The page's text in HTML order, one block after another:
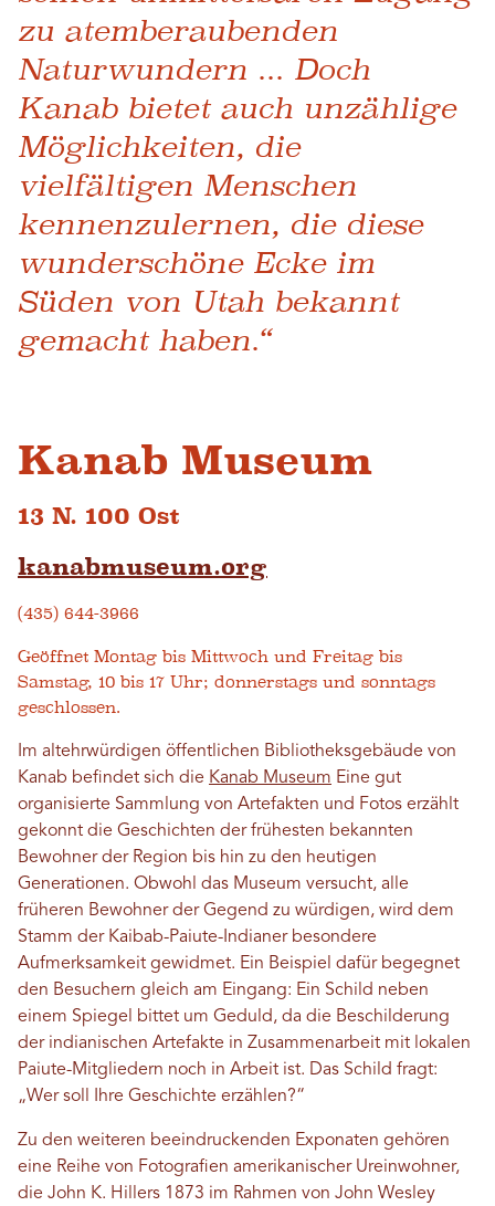
zu atemberaubenden
Naturwundern ... Doch
Kanab bietet auch unzählige
Möglichkeiten, die
vielfältigen Menschen
kennenzulernen, die diese
wunderschöne Ecke im
Süden von Utah bekannt
gemacht haben.“
Kanab Museum
13 N. 100 Ost
kanabmuseum.org
(435) 644-3966
Geöffnet Montag bis Mittwoch und Freitag bis
Samstag, 10 bis 17 Uhr; donnerstags und sonntags
geschlossen.
Im altehrwürdigen öffentlichen Bibliotheksgebäude von
Kanab befindet sich die Kanab Museum Eine gut
organisierte Sammlung von Artefakten und Fotos erzählt
gekonnt die Geschichten der frühesten bekannten
Bewohner der Region bis hin zu den heutigen
Generationen. Obwohl das Museum versucht, alle
früheren Bewohner der Gegend zu würdigen, wird dem
Stamm der Kaibab-Paiute-Indianer besondere
Aufmerksamkeit gewidmet. Ein Beispiel dafür begegnet
den Besuchern gleich am Eingang: Ein Schild neben
einem Spiegel bittet um Geduld, da die Beschilderung
der indianischen Artefakte in Zusammenarbeit mit lokalen
Paiute-Mitgliedern noch in Arbeit ist. Das Schild fragt:
„Wer soll Ihre Geschichte erzählen?“
Zu den weiteren beeindruckenden Exponaten gehören
eine Reihe von Fotografien amerikanischer Ureinwohner,
die John K. Hillers 1873 im Rahmen von John Wesley